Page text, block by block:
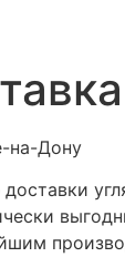
доставки